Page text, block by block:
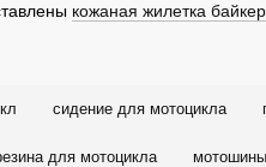
кожаная жилетка
сидение для мотоцикла
для мотоцикла